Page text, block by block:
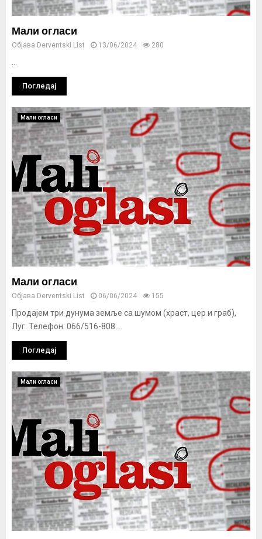
Мали огласи
Објава Derventski List 13/06/2024 280
Погледај
Мали огласи
Мали огласи
Објава Derventski List 06/06/2024 155
Продајем три дунума земље са шумом (храст, цер и граб),
Луг. Телефон: 066/516-808....
Погледај
Мали огласи